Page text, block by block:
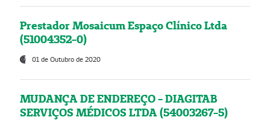
Prestador Mosaicum Espaço Clínico Ltda
(51004352-0)
01 de Outubro de 2020
MUDANÇA DE ENDEREÇO - DIAGITAB
SERVIÇOS MÉDICOS LTDA (54003267-5)